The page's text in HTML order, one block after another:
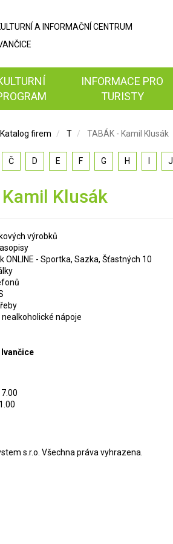
A INFORMAČNÍ CENTRUM
INFORMACE PRO
TURISTY
Katalog firem T TABÁK - Kamil Klusák
Č D E F G H J
Klusák
výrobků
ONLINE - Sportka, Sazka, Šťastných 10
nápoje
s.r.o . Všechna práva vyhrazena.